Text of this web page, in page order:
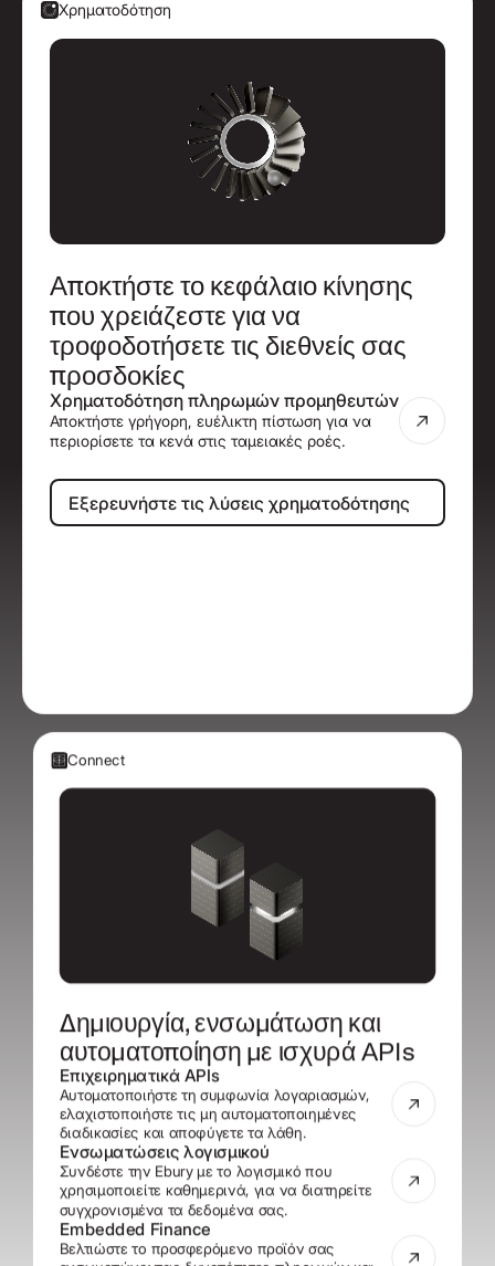
Χρηματοδότηση
Αποκτήστε το κεφάλαιο κίνησης
που χρειάζεστε για να
τροφοδοτήσετε τις διεθνείς σας
προσδοκίες
Χρηματοδότηση πληρωμών προμηθευτών
Αποκτήστε γρήγορη, ευέλικτη πίστωση για να
περιορίσετε τα κενά στις ταμειακές ροές.
Εξερευνήστε τις λύσεις
Εξερευνήστε τις λύσεις χρηματοδότησης
Connect
Δημιουργία, ενσωμάτωση και
αυτοματοποίηση με ισχυρά ΑΡΙs
Επιχειρηματικά ΑΡΙs
Αυτοματοποιήστε τη συμφωνία λογαριασμών,
ελαχιστοποιήστε τις μη αυτοματοποιημένες
διαδικασίες και αποφύγετε τα λάθη.
Ενσωματώσεις λογισμικού
Συνδέστε την Ebury με το λογισμικό που
χρησιμοποιείτε καθημερινά, για να διατηρείτε
συγχρονισμένα τα δεδομένα σας.
Embedded Finance
Βελτιώστε τo προσφερόμενο προϊόν σας